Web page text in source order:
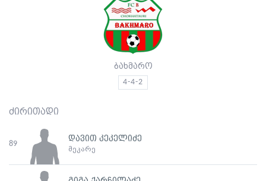
ბახმარო
4-4-2
ძირითადი
89
დავით კეკელიძე
მეკარე